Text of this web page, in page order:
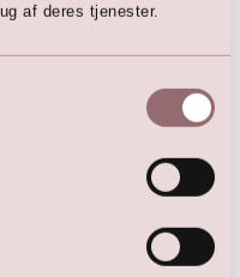
af deres tjenester.